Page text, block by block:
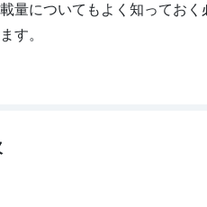
量についてもよく知ってお
す。